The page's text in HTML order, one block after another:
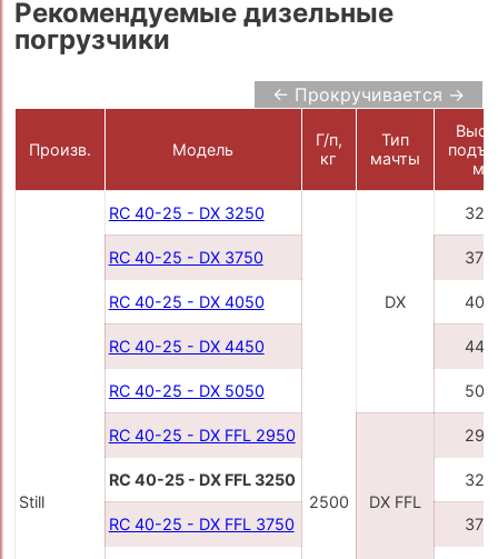
Рекомендуемые дизельные
погрузчики
← Прокручивается →
Произв. Модель
Г/п,
кг
Тип
мачты
мм
Still
RC 40-25 - DX 3250
2500
DX
RC 40-25 - DX 3750
RC 40-25 - DX 4050
RC 40-25 - DX 4450
RC 40-25 - DX 5050
RC 40-25 - DX FFL 2950
DX FFL
RC 40-25 - DX FFL 3250
RC 40-25 - DX FFL 3750